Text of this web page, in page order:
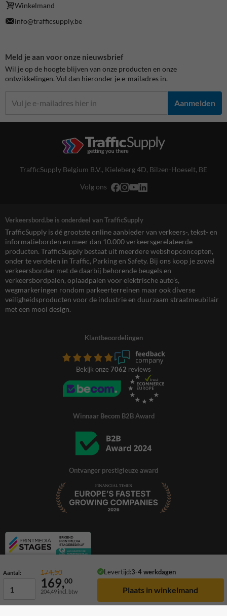
Aantal: 174,50 Levertijd:3-4 werkdagen
169,00
204,49 incl. btw
Winkelmand
info@trafficsupply.be
Meld je aan voor onze nieuwsbrief
Wil je op de hoogte blijven van onze producten en onze
ontwikkelingen. Vul dan hieronder je e-mailadres in.
Aanmelden
TrafficSupply Belgium B.V., Kieleberg 4D, Bilzen-Hoeselt, BE
Volg ons
Verkeersbord.be is onderdeel van TrafficSupply
TrafficSupply is dé grootste online aanbieder van verkeers-, tekst- en
informatieborden en meer dan 10.000 verkeersgerelateerde
producten. TrafficSupply bestaat uit meerdere webshopconcepten,
onder te verdelen in Traffic, Parking en Safety. Bij ons koop je zowel
verkeersborden met de daarbij behorende beugels en
verkeersbordpalen, oplaadpalen voor elektrische auto’s,
wegmarkeringen rondom parkeerterreinen maar ook diverse
veiligheidsproducten voor de industrie en duurzaam straatmeubilair
met een mooi design.
Klantbeoordelingen
Bekijk onze 7062 reviews
Winnaar Becom B2B Award
Ontvanger prestigieuze award
© 2026 TrafficSupply. Alle rechten voorbehouden.